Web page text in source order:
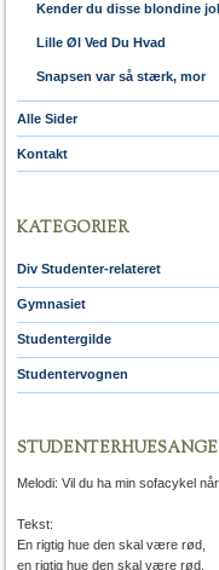
Kender du disse blondine
Lille Øl Ved Du Hvad
Snapsen var så stærk, mor
Alle Sider
Kontakt
KATEGORIER
Div Studenter-relateret
Gymnasiet
Studentergilde
Studentervognen
Melodi: Vil du ha min sofacykel
Tekst:
En rigtig hue den skal være rød,
en rigtig hue den skal være rød,